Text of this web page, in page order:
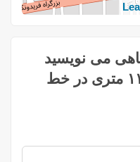
می نویسید
“فروش واحد آپارتمانی ۱۱۰ متری در خط